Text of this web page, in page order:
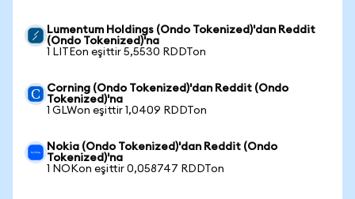
Lumentum Holdings (Ondo Tokenized)'dan Reddit
(Ondo Tokenized)'na
1 LITEon eşittir 5,5530 RDDTon
Corning (Ondo Tokenized)'dan Reddit (Ondo
Tokenized)'na
1 GLWon eşittir 1,0409 RDDTon
Nokia (Ondo Tokenized)'dan Reddit (Ondo
Tokenized)'na
1 NOKon eşittir 0,058747 RDDTon